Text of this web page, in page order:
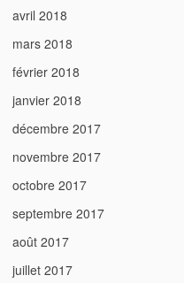
avril 2018
mars 2018
février 2018
janvier 2018
décembre 2017
novembre 2017
octobre 2017
septembre 2017
août 2017
juillet 2017